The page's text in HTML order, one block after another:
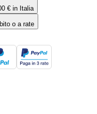
€ in Italia
o a rate